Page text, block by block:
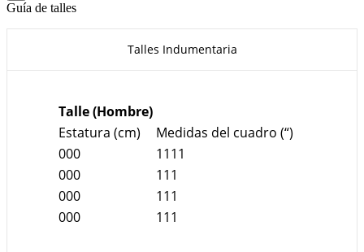
Guía de talles
Talles Indumentaria
Talle (Hombre)
Estatura (cm)
Medidas del cuadro (“)
000
1111
000
111
000
111
000
111